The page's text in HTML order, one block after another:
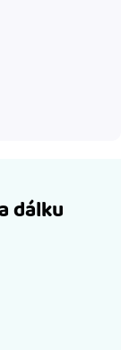
dálku